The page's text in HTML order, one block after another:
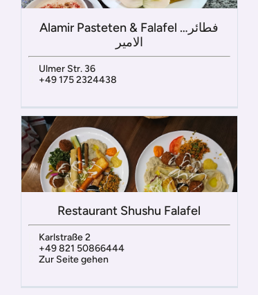
Alamir Pasteten & Falafel …فطائر
الامير
Ulmer Str. 36
+49 175 2324438
Restaurant Shushu Falafel
Karlstraße 2
+49 821 50866444
Zur Seite gehen